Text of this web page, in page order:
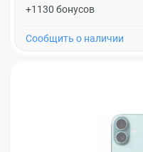
+1130 бонусов
Cообщить о наличии